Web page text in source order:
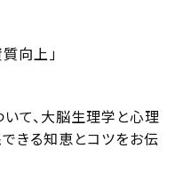
向上」
て、大脳生理学と心理
きる知恵とコツをお伝